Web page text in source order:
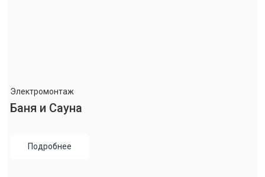
Электромонтаж
Баня и Сауна
Подробнее